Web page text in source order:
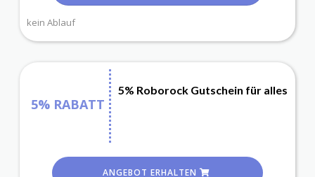
kein Ablauf
5% RABATT
5% Roborock Gutschein für alles
ANGEBOT ERHALTEN